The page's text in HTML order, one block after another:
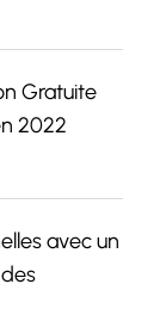
Gratuite
2022
avec un